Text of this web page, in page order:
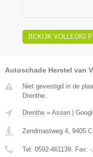
BEKIJK VOLLEDIG
Autoschade Herstel van
Niet gevestigd in de
Drenthe.
Drenthe » Assen
Zendmastweg 4 9405
Tel: 0592-461139 , Fax: -